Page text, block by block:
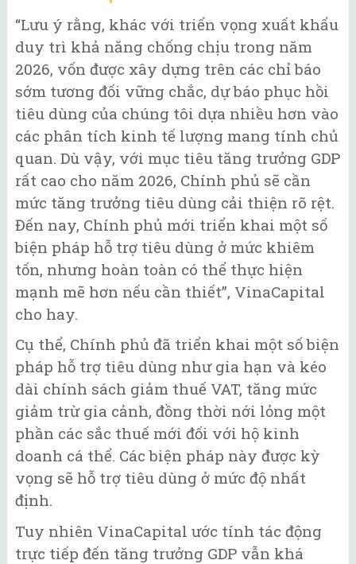
“Lưu ý rằng, khác với triển vọng xuất khẩu
duy trì khả năng chống chịu trong năm
2026, vốn được xây dựng trên các chỉ báo
sớm tương đối vững chắc, dự báo phục hồi
tiêu dùng của chúng tôi dựa nhiều hơn vào
các phân tích kinh tế lượng mang tính chủ
quan. Dù vậy, với mục tiêu tăng trưởng GDP
rất cao cho năm 2026, Chính phủ sẽ cần
mức tăng trưởng tiêu dùng cải thiện rõ rệt.
Đến nay, Chính phủ mới triển khai một số
biện pháp hỗ trợ tiêu dùng ở mức khiêm
tốn, nhưng hoàn toàn có thể thực hiện
mạnh mẽ hơn nếu cần thiết”, VinaCapital
cho hay.
Cụ thể, Chính phủ đã triển khai một số biện
pháp hỗ trợ tiêu dùng như gia hạn và kéo
dài chính sách giảm thuế VAT, tăng mức
giảm trừ gia cảnh, đồng thời nới lỏng một
phần các sắc thuế mới đối với hộ kinh
doanh cá thể. Các biện pháp này được kỳ
vọng sẽ hỗ trợ tiêu dùng ở mức độ nhất
định.
Tuy nhiên VinaCapital ước tính tác động
trực tiếp đến tăng trưởng GDP vẫn khá